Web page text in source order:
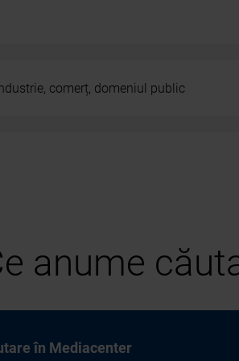
comerț, domeniul public
anume
în Mediacenter